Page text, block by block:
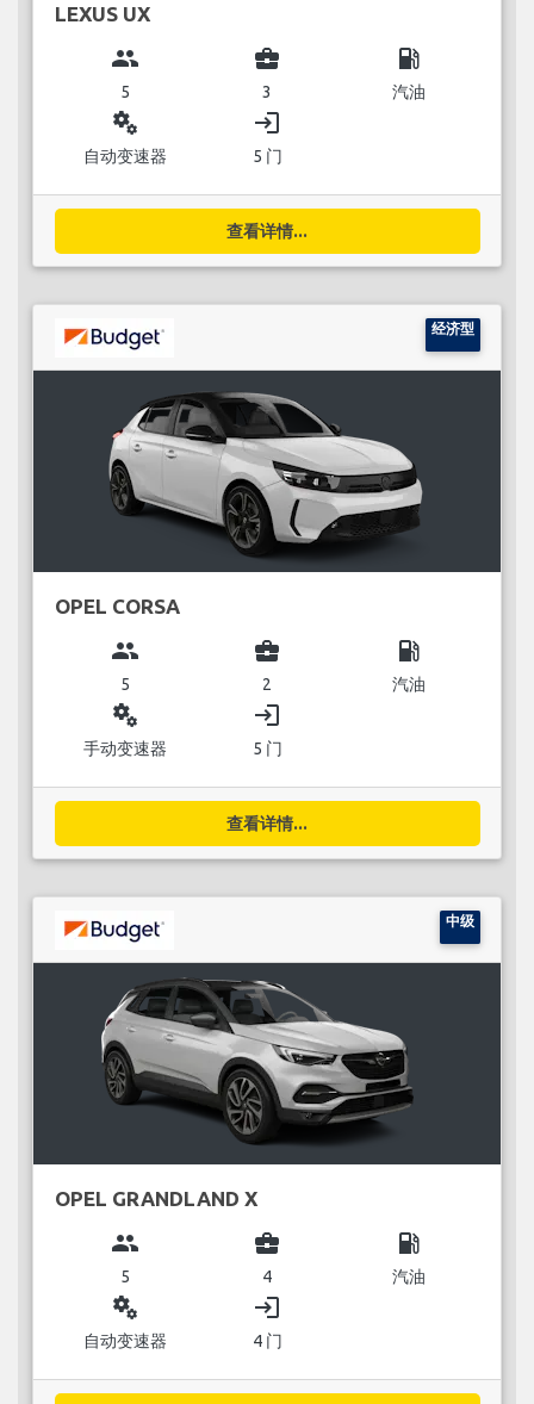
LEXUS UX
group
5
business_center
3
local_gas_station
汽油
miscellaneous_services
自动变速器
login
5 门
查看详情...
经济型
OPEL CORSA
group
5
business_center
2
local_gas_station
汽油
miscellaneous_services
手动变速器
login
5 门
查看详情...
中级
OPEL GRANDLAND X
group
5
business_center
4
local_gas_station
汽油
miscellaneous_services
自动变速器
login
4 门